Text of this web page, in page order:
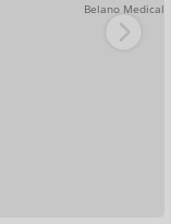
Belano Medical